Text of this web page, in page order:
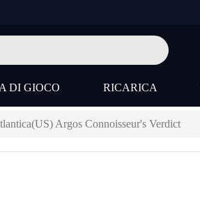
DI GIOCO RICARICA
Argos Connoisseur's Verdict